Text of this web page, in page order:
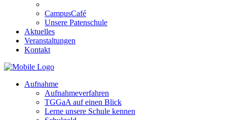
CampusCafé
Unsere Patenschule
Aktuelles
Veranstaltungen
Kontakt
Aufnahme
Aufnahmeverfahren
TGGaA auf einen Blick
Lerne unsere Schule kennen